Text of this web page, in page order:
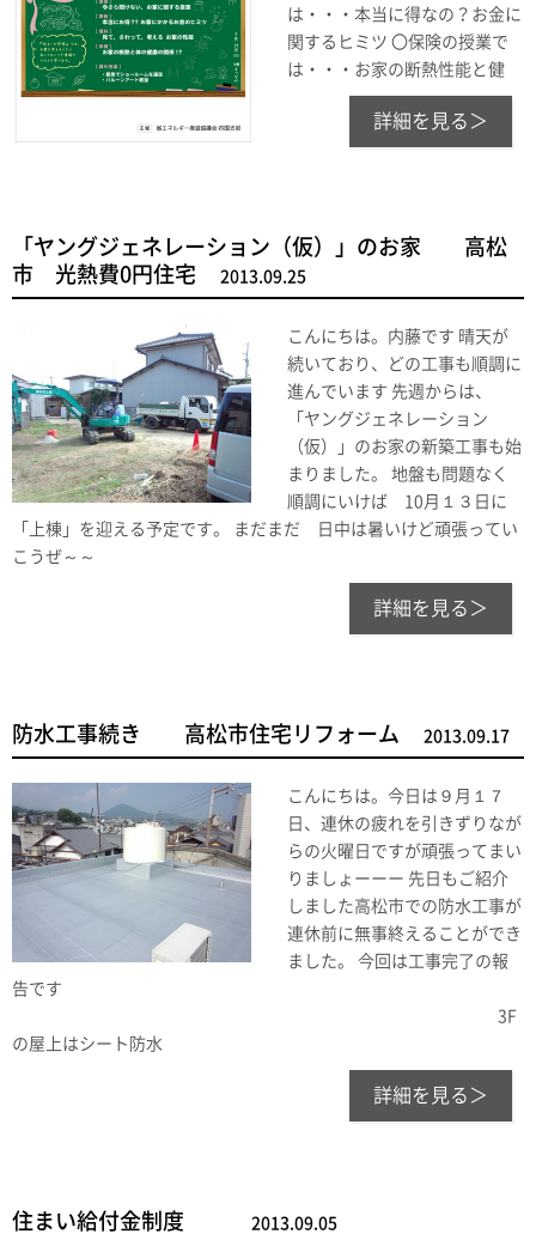
は・・・本当に得なの？お金に
関するヒミツ 〇保険の授業で
は・・・お家の断熱性能と健
詳細を見る＞
「ヤングジェネレーション（仮）」のお家 高松
市 光熱費0円住宅
2013.09.25
こんにちは。内藤です 晴天が
続いており、どの工事も順調に
進んでいます 先週からは、
「ヤングジェネレーション
（仮）」のお家の新築工事も始
まりました。 地盤も問題なく
順調にいけば 10月１３日に
「上棟」を迎える予定です。 まだまだ 日中は暑いけど頑張ってい
こうぜ～～
詳細を見る＞
防水工事続き 高松市住宅リフォーム 2013.09.17
こんにちは。今日は９月１７
日、連休の疲れを引きずりなが
らの火曜日ですが頑張ってまい
りましょーーー 先日もご紹介
しました高松市での防水工事が
連休前に無事終えることができ
ました。 今回は工事完了の報
告です
3F
の屋上はシート防水
詳細を見る＞
住まい給付金制度 2013.09.05